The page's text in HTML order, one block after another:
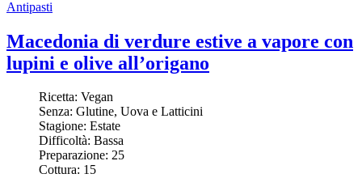
Antipasti
Macedonia di verdure estive a vapore con
lupini e olive all’origano
Ricetta: Vegan
Senza: Glutine, Uova e Latticini
Stagione: Estate
Difficoltà: Bassa
Preparazione: 25
Cottura: 15